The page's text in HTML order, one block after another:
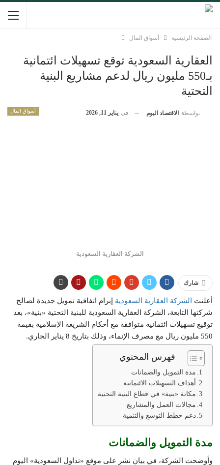
الصفحة الرئيسية أسواق المال
العقارية السعودية توقع تسهيلات ائتمانية
بـ550 مليون ريال لدعم مشاريع البنية
التحتية
أسواق المال بواسطة الاقتصاد اليوم في يناير 11, 2026
الشركة العقارية السعودية
شارك
أعلنت الشركة العقارية السعودية إبرام اتفاقية تمويل جديدة لصالح
شركتها التابعة، الشركة العقارية السعودية للبنية التحتية «بنية»، بعد
توقيع تسهيلات ائتمانية متوافقة مع أحكام الشريعة الإسلامية بقيمة
550 مليون ريال مع مصرف الإنماء، وذلك بتاريخ 8 يناير الجاري.
فهرس المحتوي
مدة التمويل والضمانات
أهداف التسهيلات الائتمانية
مكانة «بنية» في قطاع البنية التحتية
مجالات العمل والمشاريع
دعم خطط التوسع والتنمية
مدة التمويل والضمانات
وأوضحت الشركة، في بيان نشر على موقع «تداول السعودية» اليوم